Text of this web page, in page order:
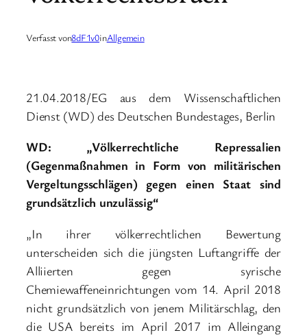
Verfasst von8dF1v0inAllgemein
21.04.2018/EG aus dem Wissenschaftlichen
Dienst (WD) des Deutschen Bundestages, Berlin
WD: „Völkerrechtliche Repressalien
(Gegenmaßnahmen in Form von militärischen
Vergeltungsschlägen) gegen einen Staat sind
grundsätzlich unzulässig“
„In ihrer völkerrechtlichen Bewertung
unterscheiden sich die jüngsten Luftangriffe der
Alliierten gegen syrische
Chemiewaffeneinrichtungen vom 14. April 2018
nicht grundsätzlich von jenem Militärschlag, den
die USA bereits im April 2017 im Alleingang